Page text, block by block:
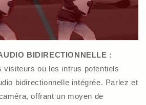
BIDIRECTIONNELLE :
visiteurs ou les intrus potentiels
bidirectionnelle intégrée. Parlez et
offrant un moyen de